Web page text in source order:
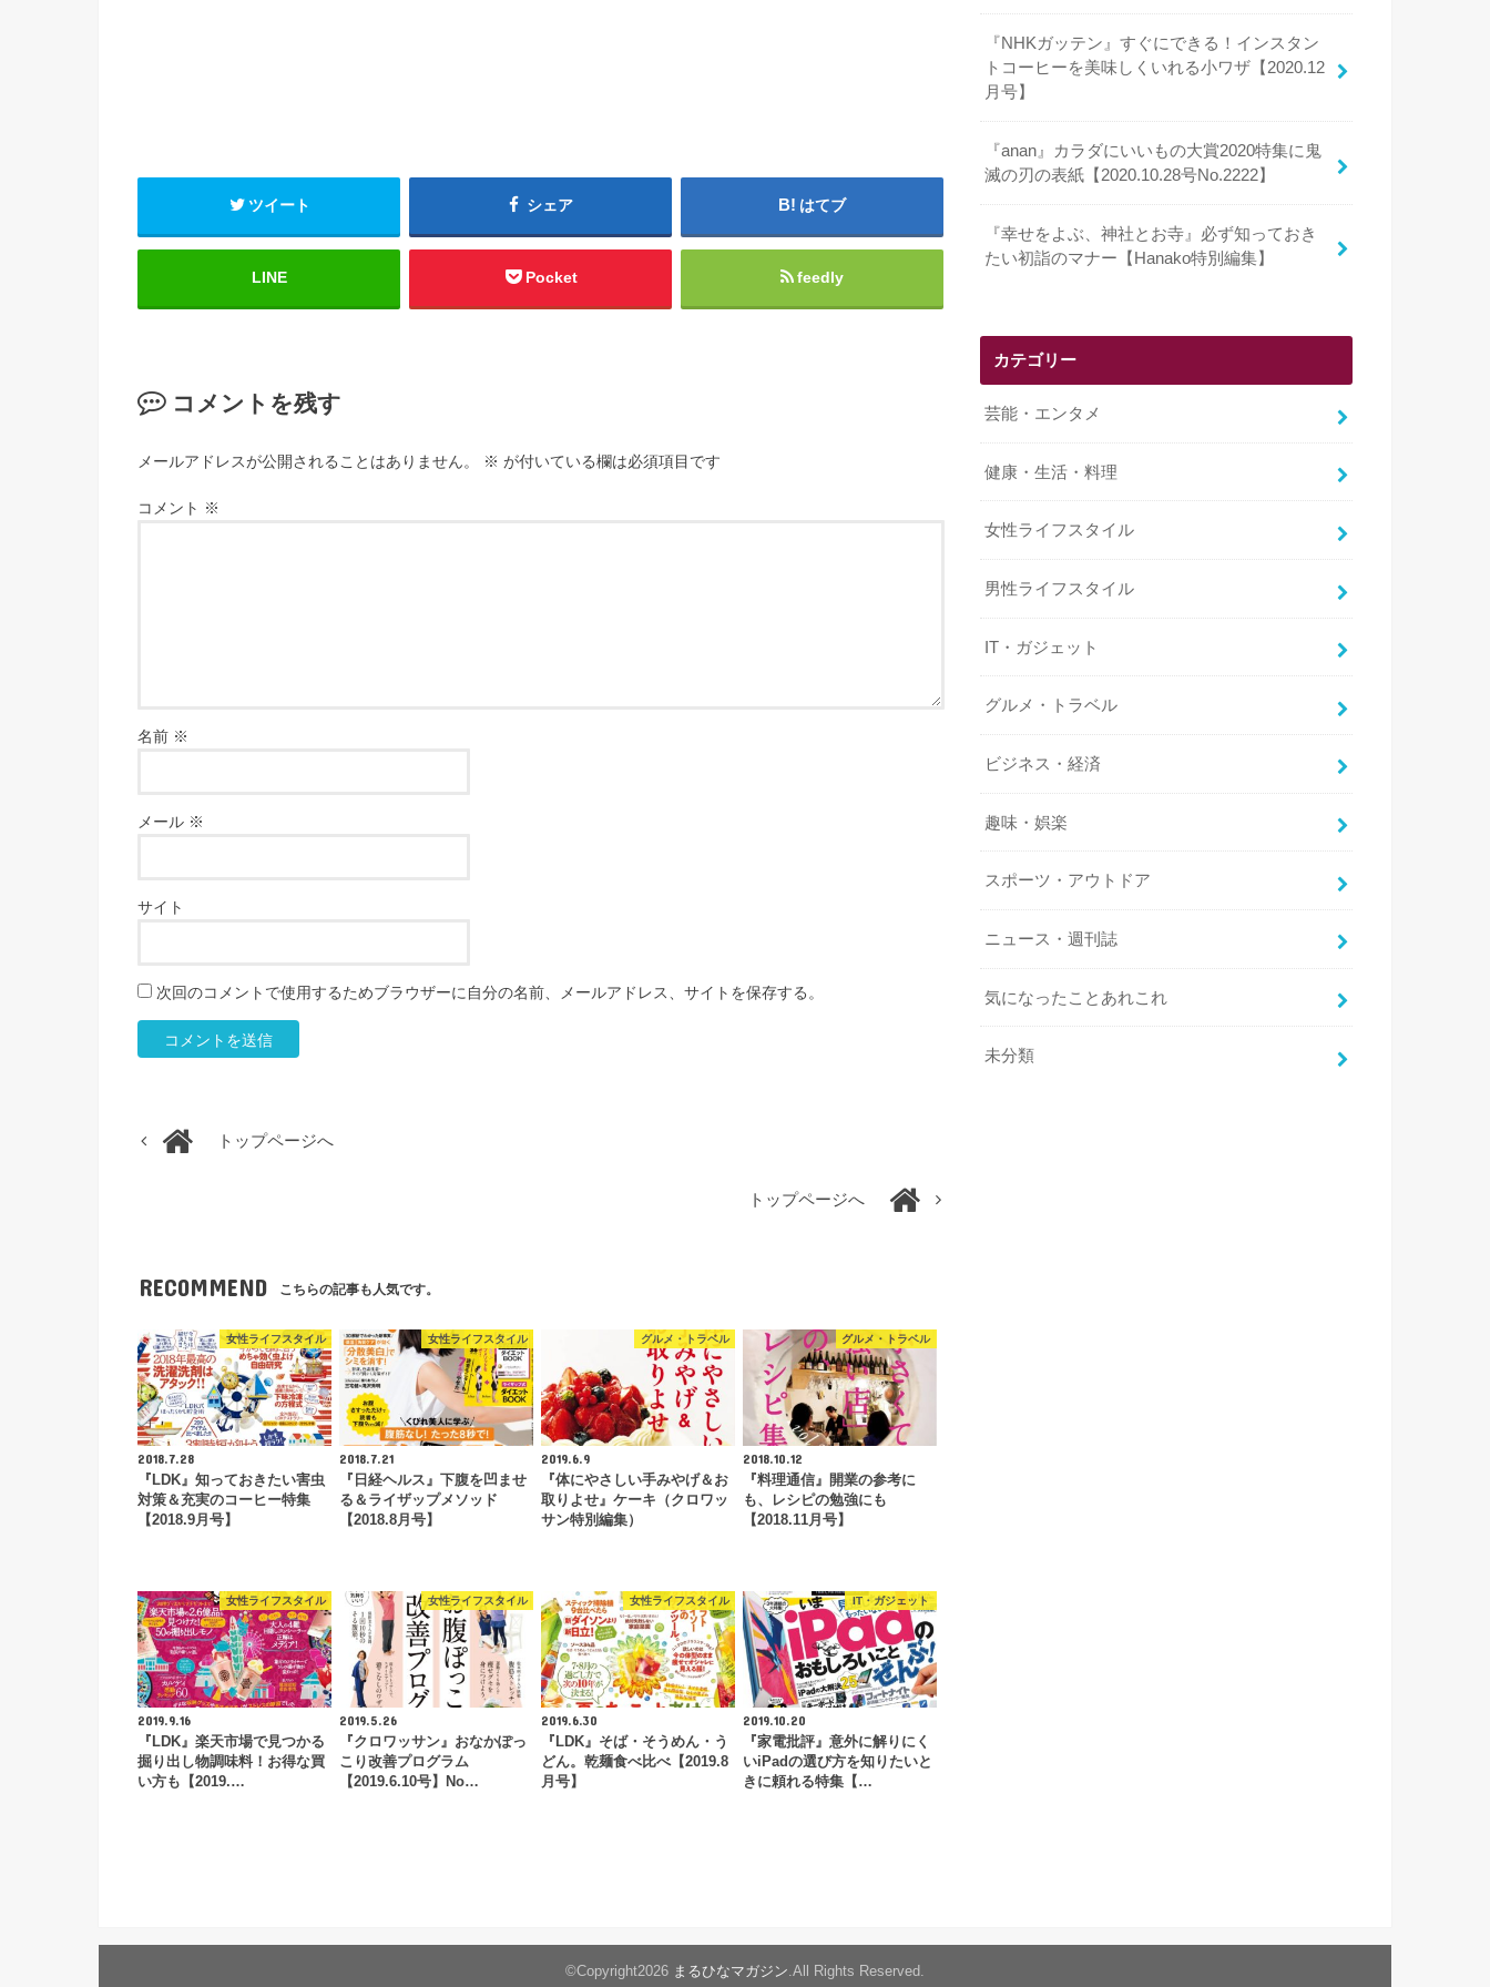
ツイート シェア はてブ
LINE Pocket feedly
コメントを残す
メールアドレスが公開されることはありません。 ※ が付いている欄は必須項目です
コメント ※
名前 ※
メール ※
サイト
次回のコメントで使用するためブラウザーに自分の名前、メールアドレス、サイトを保存する。
トップページへ
トップページへ
RECOMMEND こちらの記事も人気です。
女性ライフスタイル
2018.7.28
『LDK』知っておきたい害虫
対策＆充実のコーヒー特集
【2018.9月号】
女性ライフスタイル
2018.7.21
『日経ヘルス』下腹を凹ませ
る＆ライザップメソッド
【2018.8月号】
グルメ・トラベル
2019.6.9
『体にやさしい手みやげ＆お
取りよせ』ケーキ（クロワッ
サン特別編集）
グルメ・トラベル
2018.10.12
『料理通信』開業の参考に
も、レシピの勉強にも
【2018.11月号】
女性ライフスタイル
2019.9.16
『LDK』楽天市場で見つかる
掘り出し物調味料！お得な買
い方も【2019.…
女性ライフスタイル
2019.5.26
『クロワッサン』おなかぽっ
こり改善プログラム
【2019.6.10号】No…
女性ライフスタイル
2019.6.30
『LDK』そば・そうめん・う
どん。乾麺食べ比べ【2019.8
月号】
IT・ガジェット
2019.10.20
『家電批評』意外に解りにく
いiPadの選び方を知りたいと
きに頼れる特集【…
『NHKガッテン』すぐにできる！インスタン
トコーヒーを美味しくいれる小ワザ【2020.12
月号】
『anan』カラダにいいもの大賞2020特集に鬼
滅の刃の表紙【2020.10.28号No.2222】
『幸せをよぶ、神社とお寺』必ず知っておき
たい初詣のマナー【Hanako特別編集】
カテゴリー
芸能・エンタメ
健康・生活・料理
女性ライフスタイル
男性ライフスタイル
IT・ガジェット
グルメ・トラベル
ビジネス・経済
趣味・娯楽
スポーツ・アウトドア
ニュース・週刊誌
気になったことあれこれ
未分類
©Copyright2026 まるひなマガジン .All Rights Reserved.